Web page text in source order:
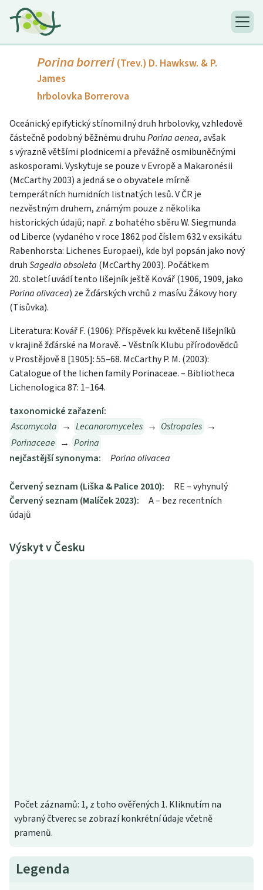
Porina borreri (Trev.) D. Hawksw. & P.
James
hrbolovka Borrerova
Oceánický epifytický stínomilný druh hrbolovky, vzhledově
částečně podobný běžnému druhuPorina aenea, avšak
s výrazně většími plodnicemi a převážně osmibuněčnými
askosporami. Vyskytuje se pouze v Evropě a Makaronésii
(McCarthy 2003) a jedná se o obyvatele mírně
temperátních humidních listnatých lesů. V ČR je
nezvěstným druhem, známým pouze z několika
historických údajů; např. z bohatého sběru W. Siegmunda
od Liberce (vydaného v roce 1862 pod číslem 632 v exsikátu
Rabenhorsta: Lichenes Europaei), kde byl popsán jako nový
druhSagedia obsoleta (McCarthy 2003). Počátkem
20. století uvádí tento lišejník ještě Kovář (1906, 1909, jako
Porina olivacea) ze Žďárských vrchů z masívu Žákovy hory
(Tisůvka).
Literatura: Kovář F. (1906): Příspěvek ku květeně lišejníků
v krajině žďárské na Moravě. – Věstník Klubu přírodovědců
v Prostějově 8 [1905]: 55–68. McCarthy P. M. (2003):
Catalogue of the lichen family Porinaceae. – Bibliotheca
Lichenologica 87: 1–164.
taxonomické zařazení:
Ascomycota → Lecanoromycetes → Ostropales →
Porinaceae → Porina
nejčastější synonyma:
Porina olivacea
Červený seznam (Liška & Palice 2010):
RE – vyhynulý
Červený seznam (Malíček 2023):
A – bez recentních
údajů
Výskyt v Česku
Počet záznamů: 1, z toho ověřených 1. Kliknutím na
vybraný čtverec se zobrazí konkrétní údaje včetně
pramenů.
Legenda